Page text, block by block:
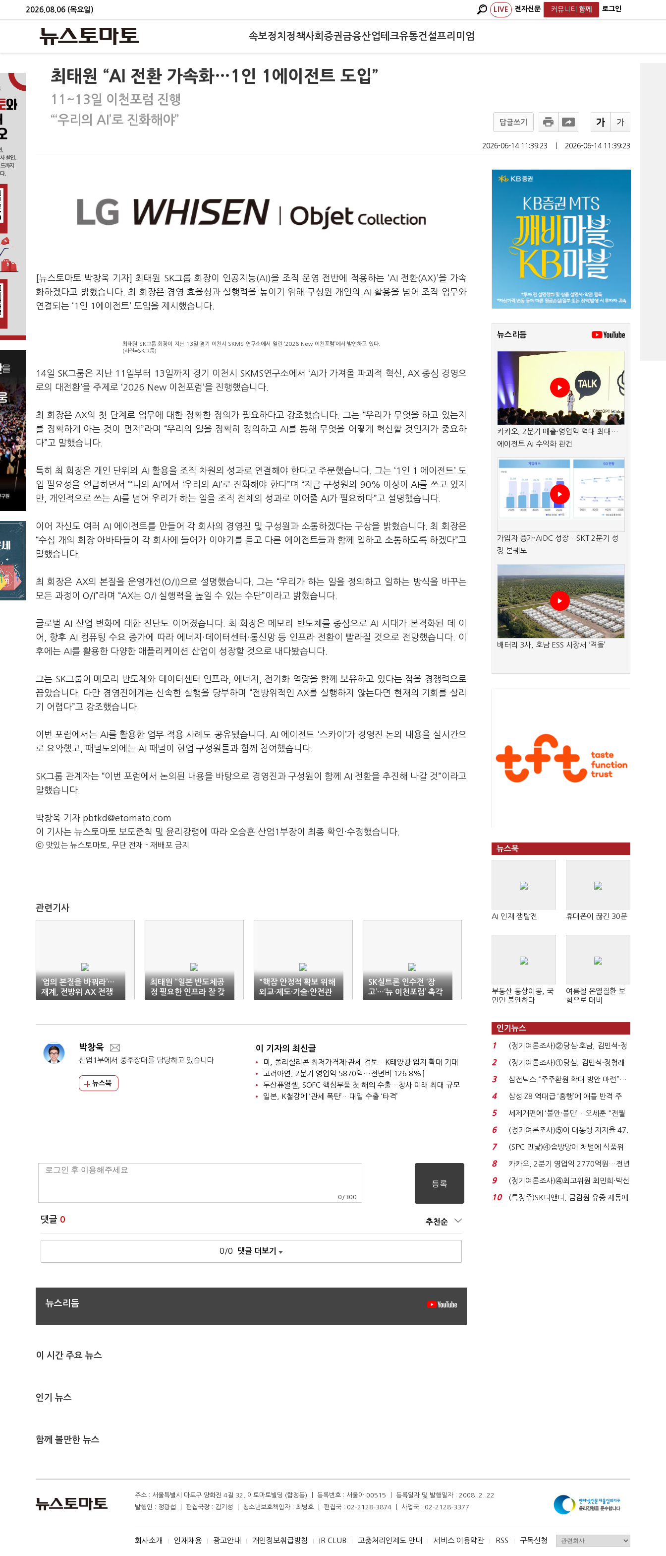
2026.08.06 (목요일) LIVE 전자신문 커뮤니티 함께 로그인
속보정치 정책사회 증권금융산업테크유통건설프리미엄
최태원 “AI 전환 가속화…1인 1에이전트 도입”
11~13일 이천포럼 진행
“‘우리의 AI’로 진화해야”
답글쓰기
2026-06-14 11:39:23 2026-06-14 11:39:23
[뉴스토마토 박창욱 기자] 최태원 SK그룹 회장이 인공지능(AI)을 조직 운영 전반에 적용하는 ‘AI 전환(AX)’을 가속
화하겠다고 밝혔습니다. 최 회장은 경영 효율성과 실행력을 높이기 위해 구성원 개인의 AI 활용을 넘어 조직 업무와
연결되는 ‘1인 1에이전트’ 도입을 제시했습니다.
최태원 SK그룹 회장이 지난 13일 경기 이천시 SKMS 연구소에서 열린 ‘2026 New 이천포럼’에서 발언하고 있다.
(사진=SK그룹)
14일 SK그룹은 지난 11일부터 13일까지 경기 이천시 SKMS연구소에서 ‘AI가 가져올 파괴적 혁신, AX 중심 경영으
로의 대전환’을 주제로 ‘2026 New 이천포럼’을 진행했습니다.
최 회장은 AX의 첫 단계로 업무에 대한 정확한 정의가 필요하다고 강조했습니다. 그는 “우리가 무엇을 하고 있는지
를 정확하게 아는 것이 먼저”라며 “우리의 일을 정확히 정의하고 AI를 통해 무엇을 어떻게 혁신할 것인지가 중요하
다”고 말했습니다.
특히 최 회장은 개인 단위의 AI 활용을 조직 차원의 성과로 연결해야 한다고 주문했습니다. 그는 ‘1인 1 에이전트’ 도
입 필요성을 언급하면서 “‘나의 AI’에서 ‘우리의 AI’로 진화해야 한다”며 “지금 구성원의 90% 이상이 AI를 쓰고 있지
만, 개인적으로 쓰는 AI를 넘어 우리가 하는 일을 조직 전체의 성과로 이어줄 AI가 필요하다”고 설명했습니다.
이어 자신도 여러 AI 에이전트를 만들어 각 회사의 경영진 및 구성원과 소통하겠다는 구상을 밝혔습니다. 최 회장은
“수십 개의 회장 아바타들이 각 회사에 들어가 이야기를 듣고 다른 에이전트들과 함께 일하고 소통하도록 하겠다”고
말했습니다.
최 회장은 AX의 본질을 운영개선(O/I)으로 설명했습니다. 그는 “우리가 하는 일을 정의하고 일하는 방식을 바꾸는
모든 과정이 O/I”라며 “AX는 O/I 실행력을 높일 수 있는 수단”이라고 밝혔습니다.
글로벌 AI 산업 변화에 대한 진단도 이어졌습니다. 최 회장은 메모리 반도체를 중심으로 AI 시대가 본격화된 데 이
어, 향후 AI 컴퓨팅 수요 증가에 따라 에너지·데이터센터·통신망 등 인프라 전환이 빨라질 것으로 전망했습니다. 이
후에는 AI를 활용한 다양한 애플리케이션 산업이 성장할 것으로 내다봤습니다.
그는 SK그룹이 메모리 반도체와 데이터센터 인프라, 에너지, 전기화 역량을 함께 보유하고 있다는 점을 경쟁력으로
꼽았습니다. 다만 경영진에게는 신속한 실행을 당부하며 “전방위적인 AX를 실행하지 않는다면 현재의 기회를 살리
기 어렵다”고 강조했습니다.
이번 포럼에서는 AI를 활용한 업무 적용 사례도 공유됐습니다. AI 에이전트 ‘스카이’가 경영진 논의 내용을 실시간으
로 요약했고, 패널토의에는 AI 패널이 현업 구성원들과 함께 참여했습니다.
SK그룹 관계자는 “이번 포럼에서 논의된 내용을 바탕으로 경영진과 구성원이 함께 AI 전환을 추진해 나갈 것”이라고
말했습니다.
박창욱 기자 pbtkd@etomato.com
이 기사는 뉴스토마토 보도준칙 및 윤리강령에 따라 오승훈 산업1부장이 최종 확인·수정했습니다.
ⓒ 맛있는 뉴스토마토, 무단 전재 - 재배포 금지
관련기사
‘업의 본질을 바꿔라’…
재계, 전방위 AX 전쟁
최태원 “일본 반도체공
정 필요한 인프라 잘 갖
춰”
"핵잠 안정적 확보 위해
외교·제도·기술·안전관
리 종합 접근해야"
SK실트론 인수전 ‘장
고’…‘뉴 이천포럼’ 촉각
박창욱
산업1부에서 중후장대를 담당하고 있습니다
뉴스북
이 기자의 최신글
미, 폴리실리콘 최저가격제·관세 검토…K태양광 입지 확대 기대
고려아연, 2분기 영업익 5870억…전년비 126.8%↑
두산퓨얼셀, SOFC 핵심부품 첫 해외 수출…창사 이래 최대 규모
일본, K철강에 ‘관세 폭탄’…대일 수출 ‘타격’
0 /300
댓글 0 추천순
0/0 댓글 더보기
뉴스리듬
이 시간 주요 뉴스
인기 뉴스
함께 볼만한 뉴스
뉴스리듬
카카오, 2분기 매출·영업익 역대 최대…
에이전트 AI 수익화 관건
가입자 증가·AIDC 성장…SKT 2분기 성
장 본궤도
배터리 3사, 호남 ESS 시장서 ‘격돌’
뉴스북
AI 인재 쟁탈전 휴대폰이 끊긴 30분
부동산 동상이몽, 국
민만 불안하다
여름철 온열질환 보
험으로 대비
인기뉴스
1
(정기여론조사)②당심·호남, 김민석-정
청래 '초접전'...
2
(정기여론조사)①당심, 김민석·정청래
'초접전'…대통령 ...
3
삼전닉스 “주주환원 확대 방안 마련”…
로이터에 성명...
4
삼성 Z8 역대급 ‘흥행’에 애플 반격 주
목…9월 ‘폴...
5
세제개편에 ‘불안·불만’…오세훈 "전월
세 구하기 더 ...
6
(정기여론조사)⑤이 대통령 지지율 47.
7%…일주일 만에 ...
7
(SPC 민낯)④솜방망이 처벌에 식품위
생법 위반 반복...
8
카카오, 2분기 영업익 2770억원…전년
비 36% 증가...
9
(정기여론조사)④최고위원 최민희·박선
원 '양강'…서미...
10
(특징주)SK디앤디, 금감원 유증 제동에
주소 : 서울특별시 마포구 양화진 4길 32, 이토마토빌딩 (합정동) ㅣ 등록번호 : 서울아 00515 ㅣ 등록일자 및 발행일자 : 2008. 2. 22
발행인 : 정광섭 ㅣ 편집국장 : 김기성 ㅣ 청소년보호책임자 : 최병호 ㅣ 편집국 : 02-2128-3874 ㅣ 사업국 : 02-2128-3377
회사소개 인재채용 광고안내 개인정보취급방침 IR CLUB 고충처리인제도 안내 서비스 이용약관 RSS 구독신청